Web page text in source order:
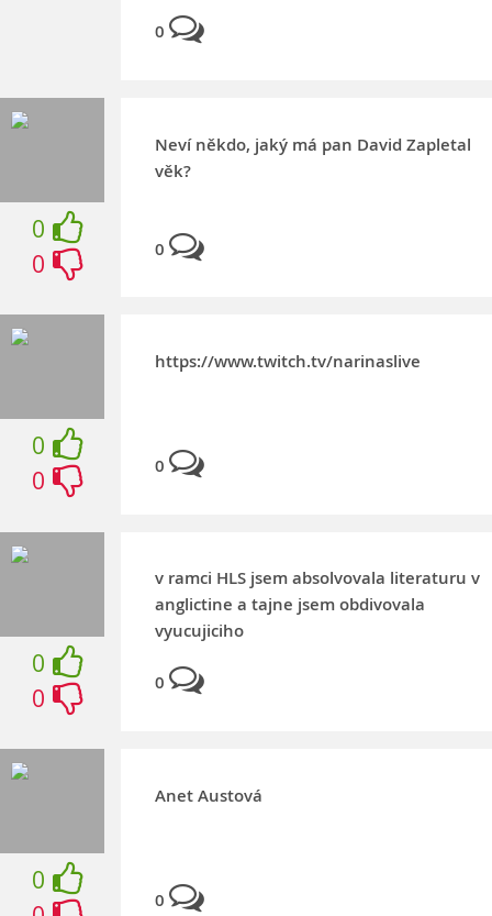
0
0
0
Neví někdo, jaký má pan David Zapletal
věk?
0
0
0
https://www.twitch.tv/narinaslive
0
0
0
v ramci HLS jsem absolvovala literaturu v
anglictine a tajne jsem obdivovala
vyucujiciho
0
0
Anet Austová
0